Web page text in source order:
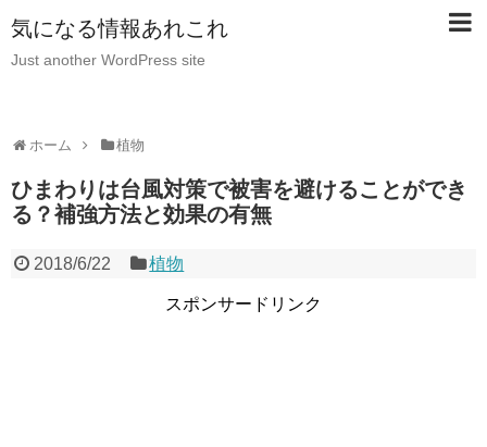
気になる情報あれこれ
Just another WordPress site
ホーム 植物
ひまわりは台風対策で被害を避けることができ
る？補強方法と効果の有無
2018/6/22 植物
スポンサードリンク